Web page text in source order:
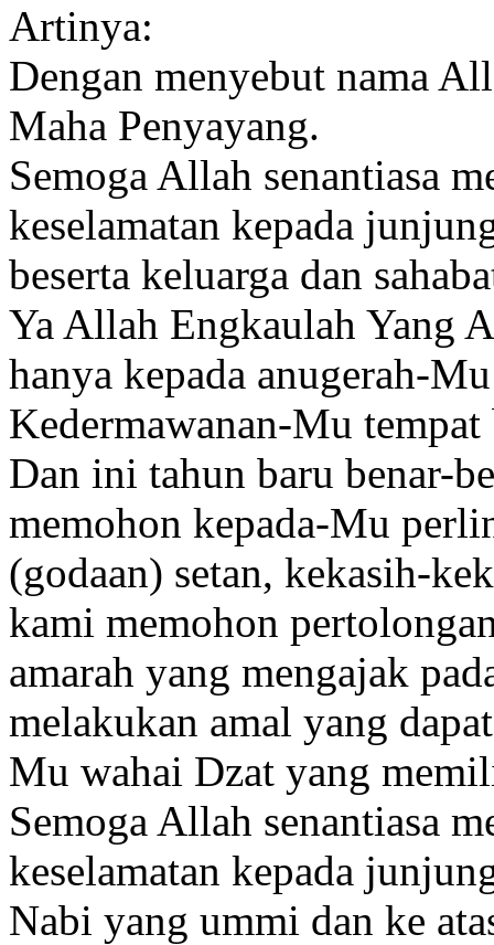
Artinya:
Dengan menyebut nama
Maha Penyayang.
Semoga Allah senantiasa
keselamatan kepada
beserta keluarga dan
Ya Allah Engkaulah Yang
hanya kepada anugerah-
Kedermawanan-Mu tempat
Dan ini tahun baru benar-
memohon kepada-Mu
(godaan) setan, kekasih-
kami memohon
amarah yang mengajak
melakukan amal yang
Mu wahai Dzat yang
Semoga Allah senantiasa
keselamatan kepada
Nabi yang ummi dan ke